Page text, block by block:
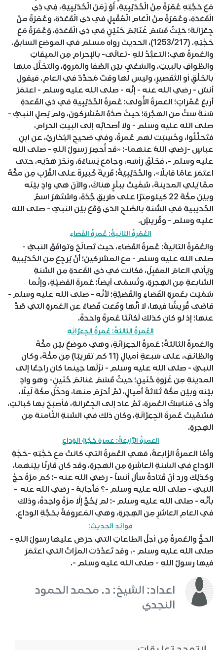
مَعَ حَجَّتِهِ عُمْرَةً مِنْ الْحُدَيْبِيَةِ، أَوْ زَمَنَ الْحُدَيْبِيَةِ، فِي ذِي
الْقَعْدَةِ، وعُمْرَةً مِنْ الْعَامِ الْمُقْبِلِ فِي ذِي الْقَعْدَةِ، وعُمْرَةً مِنْ
جِعْرَانَةَ؛ حَيْثُ قَسَمَ غَنَائِمَ حُنَيْنٍ فِي ذِي الْقَعْدَةِ، وَعُمْرَةً مَعَ
حَجَّتِهِ. (1253/217)، الحديث رواه مسلم في الموضع السابق.
والعُمرةُ هي: التعبُّدُ للهِ -تعالَى- بالإحرامِ مِن الميقاتِ
والطَّوافِ بالبيتِ، والسَّعْيِ بيْن الصَّفا والمَروةِ، والتحَلُّلِ منها
بالحَلْقِ أو التَّقصيرِ، وليس لها وقتٌ مُحدَّدٌ في العامِ. فيقول
أنسٌ - رضي الله عنه - إنَّه - صلى الله عليه وسلم - اعتمَرَ
أربعَ عُمُراتٍ؛ العمرةُ الأُولى: عُمرةُ الحُدَيْبِيةِ في ذي القَعدةِ
سَنةَ سِتٍّ مِن الهِجْرةِ؛ حيثُ صَدَّهُ المُشركونَ، ولم يَصِلِ النبيُّ -
صلى الله عليه وسلم - ولا أصحابُه إلى البيتِ الحرامِ،
فتَحلَّلُوا، وحُسِبَت لهم عُمرةً. وفي صَحيحِ البُخاريِّ، عن ابنِ
عباسٍ -رَضيَ اللهُ عنهما-: «قد أُحصِرَ رَسولُ اللهِ - صلى الله
عليه وسلم -، فحَلَقَ رَأسَه، وجامَعَ نِساءَهُ، ونحَرَ هَدْيَه، حتى
اعتَمَرَ عامًا قابلًا». والحُدَيْبِيَةُ: قَريةٌ كَبيرةٌ على القُرْبِ مِن مكَّةَ
ممَّا يَلي المدينةَ، سُمِّيتْ ببئْرٍ هناكَ، والآنَ هي وادٍ بيْنَه
وبيْنَ مكَّةَ 22 كيلومِترًا على طَريقِ جُدَّةَ، واشتَهَرَ اسمُ
الحُديبيةِ في السُّنةِ بالصُّلحِ الذي وَقَعَ بيْن النبيِّ - صلى الله
عليه وسلم - وقُريشٍ.
العُمْرةُ الثانيةُ: عُمرةُ القَضاءِ
والعُمْرةُ الثانيةُ: عُمرةُ القَضاءِ، حيث تَصالَحَ وتوافَقَ النبيُّ -
صلى الله عليه وسلم - مع المشركينَ؛ أنْ يَرجِعَ مِن الحُدَيْبيَةِ
ويَأتي العامَ المقبِلَ، فكانت في ذي القَعدةِ مِن السَّنةِ
السَّابعةِ مِن الهِجرةِ، وتُسمَّى أيضاً: عُمرةَ القضيَّةِ، وإنَّما
سُمِّيَت بعُمرةِ القَضاءِ والقَضيَّةِ؛ لأنَّه - صلى الله عليه وسلم -
قاضَى قُريشًا فيها، لا أنَّها وَقَعَت قَضاءً عن العُمرةِ التي صُدَّ
عنها؛ إذ لو كان كذلك لَكانَتَا عُمرةً واحدةً.
العُمرةُ الثالثةُ: عُمرةُ الجِعِرَّانَةِ
والعُمرةُ الثالثةُ: عُمرةُ الجِعِرَّانَةِ، وهي مَوضعٌ بيْن مكَّةَ
والطَّائفِ، على سَبعةِ أميالٍ (11 كم تقريبًا) مِن مكَّةَ، وكان
النبيُّ - صلى الله عليه وسلم - نزَلَها حِينما كان راجعًا إلى
المدينةِ مِن غَزوةِ حُنَينٍ؛ حيثُ قَسَمَ غنائمَ حُنَينٍ- وهو وادٍ
بيْنه وبيْن مكَّةَ ثَلاثةُ أميالٍ، ثمَّ أحرَمَ منها، ودخَلَ مكَّةَ لَيلًا،
وأدَّى مَناسِكَ العُمرةِ، ثمَّ عاد إلى الجِعْرانةِ، فأصبَحَ بها كبائتٍ،
فسُمِّيتْ عُمرةَ الجِعِرَّانَةِ، وكان ذلك في السَّنةِ الثَّامنة مِن
الهِجرةِ.
العمرةُ الرَّابعةُ: عمرة حَجَّةِ الوَداعِ
وأمَّا العمرةُ الرَّابعةُ، فهي العُمرةُ التي كانتْ مع حَجَّتِهِ -حَجَّةِ
الوَداعِ في السَّنةِ العاشرةِ مِن الهجرةِ، وقد كان قارنًا بيْنهما،
وكذلِك ورد أنّ قَتادةُ سأل أنساً - رضي الله عنه -: كم مرَّةً حجَّ
النبيُّ - صلى الله عليه وسلم -؟ فأجابَهُ - رضي الله عنه -
بأنَّه - صلى الله عليه وسلم -: لم يَحُجَّ إلَّا مرَّةً واحِدةً، وذلك
في العامِ العاشرِ مِن الهِجرةِ، وهي المَعروفةُ بحَجَّةِ الوداعِ.
فوائد الحديث:
الحجُّ والعُمرةُ مِن أجلِّ الطاعاتِ التي حرَصَ عليها رسولُ اللهِ -
صلى الله عليه وسلم -، وقد تَعدَّدَت المرَّاتُ التي اعتَمَرَ
فيها رسولُ اللهِ - صلى الله عليه وسلم -.
اعداد: الشيخ: د. محمد الحمود
النجدي